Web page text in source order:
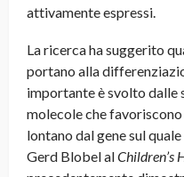
attivamente espressi.
La ricerca ha suggerito
portano alla
importante è svolto dalle
molecole che favoriscono
lontano dal gene sul
Gerd Blobel alChildren’s